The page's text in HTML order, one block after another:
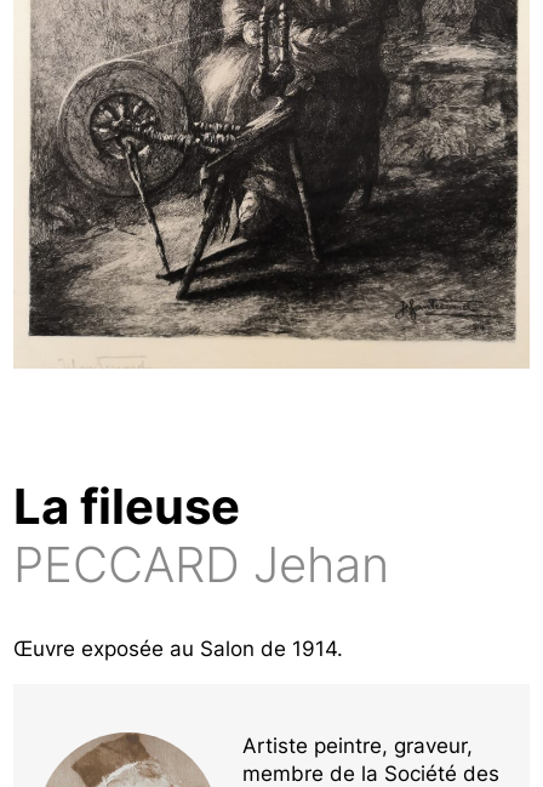
La fileuse
PECCARD Jehan
Œuvre exposée au Salon de 1914.
Artiste peintre, graveur,
membre de la Société des